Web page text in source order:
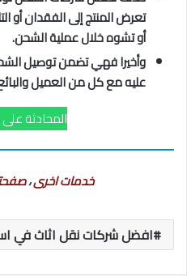
تعرض المنتج إلى الفقدان أو
أو تشوه خلال عملية الشحن.
وأخيرا فهي تضمن توصيل
عليه مع كل من العميل
المحادثة على WhatsApp
خدمات اخرى،
افضل شركات نقل اثاث في